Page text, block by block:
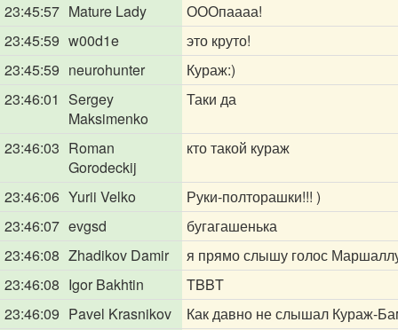
23:45:57 Mature Lady
ОООпаааа!
23:45:59 w00d1e
это круто!
23:45:59 neurohunter
Кураж:)
23:46:01 Sergey
Maksimenko
Таки да
23:46:03 Roman
Gorodeckij
кто такой кураж
23:46:06 Yurii Velko
Руки-полторашки!!! )
23:46:07 evgsd
бугагашенька
23:46:08 Zhadikov Damir
я прямо слышу голос
23:46:08 Igor Bakhtin
TBBT
23:46:09 Pavel Krasnikov
Как давно не слышал Кураж-